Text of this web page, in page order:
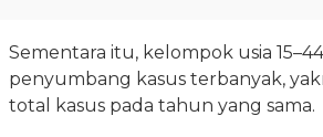
Sementara itu, kelompok usia
penyumbang kasus terbanyak,
total kasus pada tahun yang sama.